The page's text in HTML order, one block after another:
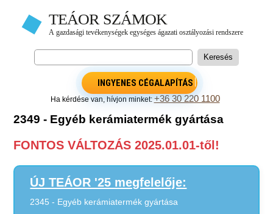
INGYENES CÉGALAPÍTÁS
Ha kérdése van, hívjon minket:+36 30 220 1100
2349 - Egyéb kerámiatermék gyártása
FONTOS VÁLTOZÁS 2025.01.01-től!
ÚJ TEÁOR '25 megfelelője:
2345 - Egyéb kerámiatermék gyártása